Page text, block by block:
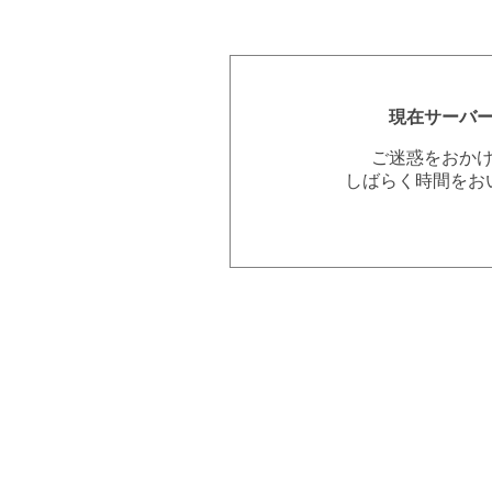
現在サーバ
ご迷惑をおか
しばらく時間を